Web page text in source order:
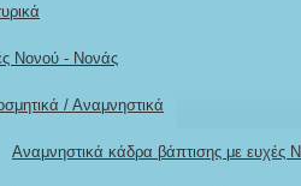
Νονού - Νονάς
/ Αναμνηστικά
Αναμνηστικά κάδρα βάπτισης με ευχές